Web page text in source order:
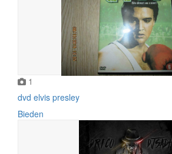
1
dvd elvis presley
Bieden